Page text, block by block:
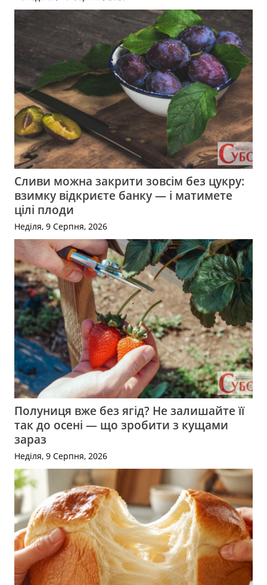
Сливи можна закрити зовсім без цукру:
взимку відкриєте банку — і матимете
цілі плоди
Неділя, 9 Серпня, 2026
Полуниця вже без ягід? Не залишайте її
так до осені — що зробити з кущами
зараз
Неділя, 9 Серпня, 2026